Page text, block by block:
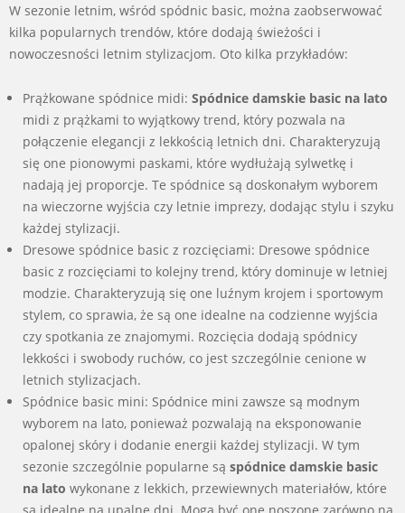
W sezonie letnim, wśród spódnic basic, można zaobserwować
kilka popularnych trendów, które dodają świeżości i
nowoczesności letnim stylizacjom. Oto kilka przykładów:
Prążkowane spódnice midi: Spódnice damskie basic na lato
midi z prążkami to wyjątkowy trend, który pozwala na
połączenie elegancji z lekkością letnich dni. Charakteryzują
się one pionowymi paskami, które wydłużają sylwetkę i
nadają jej proporcje. Te spódnice są doskonałym wyborem
na wieczorne wyjścia czy letnie imprezy, dodając stylu i szyku
każdej stylizacji.
Dresowe spódnice basic z rozcięciami: Dresowe spódnice
basic z rozcięciami to kolejny trend, który dominuje w letniej
modzie. Charakteryzują się one luźnym krojem i sportowym
stylem, co sprawia, że są one idealne na codzienne wyjścia
czy spotkania ze znajomymi. Rozcięcia dodają spódnicy
lekkości i swobody ruchów, co jest szczególnie cenione w
letnich stylizacjach.
Spódnice basic mini: Spódnice mini zawsze są modnym
wyborem na lato, ponieważ pozwalają na eksponowanie
opalonej skóry i dodanie energii każdej stylizacji. W tym
sezonie szczególnie popularne są spódnice damskie basic
na lato wykonane z lekkich, przewiewnych materiałów, które